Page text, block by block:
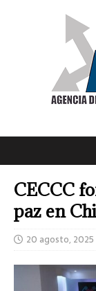
CECCC
paz en
20 agosto, 2025